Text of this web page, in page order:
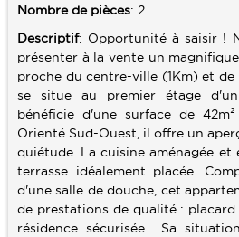
GARAGES
RECHERCHER
SERVICES
ALERTE E-MAIL
VENDRE UN BIEN
CALCULETTE
CONTACT
Nombre de pièces: 2
Descriptif: Opportunité à saisir !
présenter à la vente un
proche du centre-ville (1Km) et
se situe au premier étage d'un
bénéficie d'une surface de
Orienté Sud-Ouest, il offre un
quiétude. La cuisine aménagée et
terrasse idéalement placée.
d'une salle de douche, cet
de prestations de qualité :
résidence sécurisée... Sa